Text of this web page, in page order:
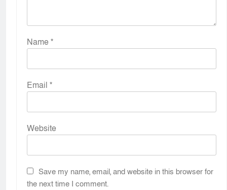
Name*
Email *
Website
Save my name, email, and website in this browser for
the next time I comment.